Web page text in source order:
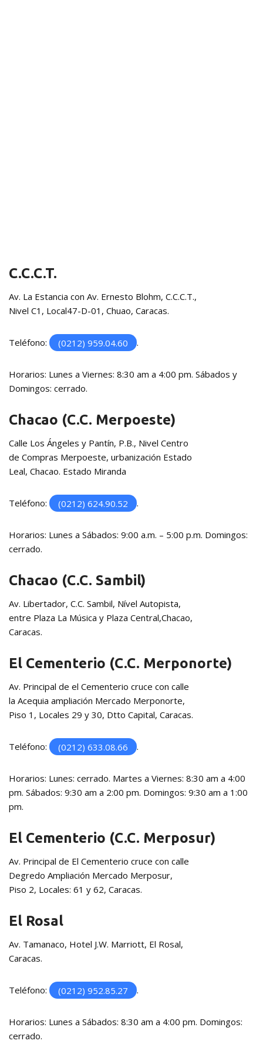
C.C.C.T.
Av. La Estancia con Av. Ernesto Blohm, C.C.C.T.,
Nivel C1, Local47-D-01, Chuao, Caracas.
Teléfono: (0212) 959.04.60 .
Horarios: Lunes a Viernes: 8:30 am a 4:00 pm. Sábados y
Domingos: cerrado.
Chacao (C.C. Merpoeste)
Calle Los Ángeles y Pantín, P.B., Nivel Centro
de Compras Merpoeste, urbanización Estado
Leal, Chacao. Estado Miranda
Teléfono: (0212) 624.90.52 .
Horarios: Lunes a Sábados: 9:00 a.m. – 5:00 p.m. Domingos:
cerrado.
Chacao (C.C. Sambil)
Av. Libertador, C.C. Sambil, Nível Autopista,
entre Plaza La Música y Plaza Central,Chacao,
Caracas.
El Cementerio (C.C. Merponorte)
Av. Principal de el Cementerio cruce con calle
la Acequia ampliación Mercado Merponorte,
Piso 1, Locales 29 y 30, Dtto Capital, Caracas.
Teléfono: (0212) 633.08.66 .
Horarios: Lunes: cerrado. Martes a Viernes: 8:30 am a 4:00
pm. Sábados: 9:30 am a 2:00 pm. Domingos: 9:30 am a 1:00
pm.
El Cementerio (C.C. Merposur)
Av. Principal de El Cementerio cruce con calle
Degredo Ampliación Mercado Merposur,
Piso 2, Locales: 61 y 62, Caracas.
El Rosal
Av. Tamanaco, Hotel J.W. Marriott, El Rosal,
Caracas.
Teléfono: (0212) 952.85.27 .
Horarios: Lunes a Sábados: 8:30 am a 4:00 pm. Domingos:
cerrado.